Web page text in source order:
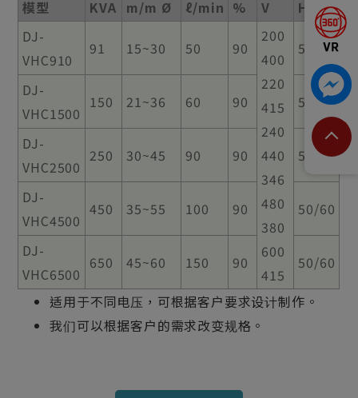
模型 KVA m/m Ø ℓ/min % V
HZ
DJ-
VHC910
91 15~30 50 90
200
400
220
415
240
440
346
480
380
600
415
50/60
DJ-
VHC1500
150 21~36 60 90 50/60
DJ-
VHC2500
250 30~45 90 90 50/60
DJ-
VHC4500
450 35~55 100 90 50/60
DJ-
VHC6500
650 45~60 150 90 50/60
适用于不同电压，可根据客户要求设计制作。
我们可以根据客户的需求改变规格。